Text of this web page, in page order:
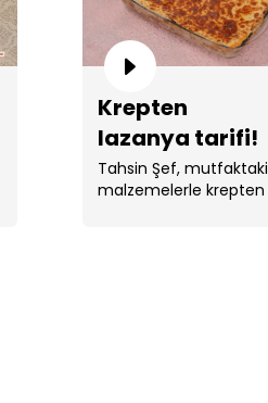
Krepten
lazanya tarifi!
Tahsin Şef, mutfaktaki
malzemelerle krepten